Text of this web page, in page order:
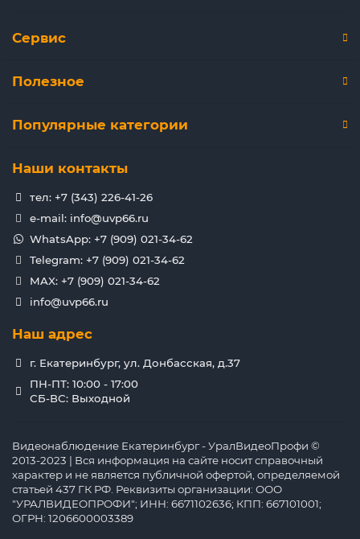
Сервис
Полезное
Популярные категории
Наши контакты
тел: +7 (343) 226-41-26
e-mail: info@uvp66.ru
WhatsApp: +7 (909) 021-34-62
Telegram: +7 (909) 021-34-62
MAX: +7 (909) 021-34-62
info@uvp66.ru
Наш адрес
г. Екатеринбург, ул. Донбасская, д.37
ПН-ПТ: 10:00 - 17:00
СБ-ВС: Выходной
Видеонаблюдение Екатеринбург - УралВидеоПрофи ©
2013-2023 | Вся информация на сайте носит справочный
характер и не является публичной офертой, определяемой
статьей 437 ГК РФ. Реквизиты организации: ООО
"УРАЛВИДЕОПРОФИ"; ИНН: 6671102636; КПП: 667101001;
ОГРН: 1206600003389